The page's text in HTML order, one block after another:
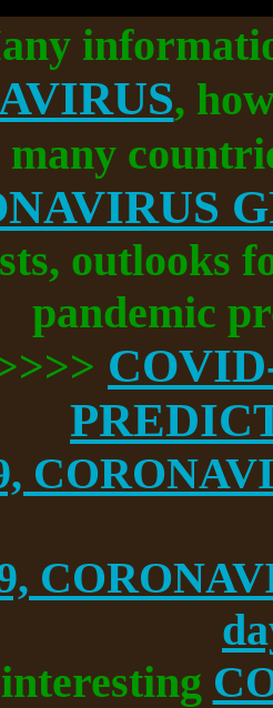
,
many
outlooks
pandemic